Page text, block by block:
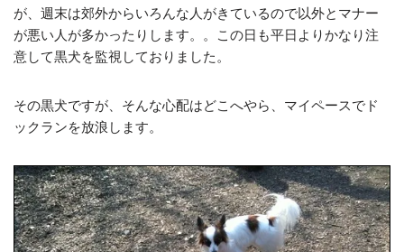
が、週末は郊外からいろんな人がきているので以外とマナー
が悪い人が多かったりします。。この日も平日よりかなり注
意して黒犬を監視しておりました。
その黒犬ですが、そんな心配はどこへやら、マイペースでド
ックランを放浪します。